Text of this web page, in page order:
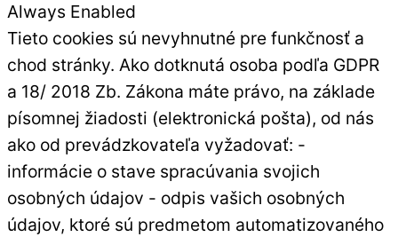
Always Enabled
Tieto cookies sú nevyhnutné pre funkčnosť a
chod stránky. Ako dotknutá osoba podľa GDPR
a 18/ 2018 Zb. Zákona máte právo, na základe
písomnej žiadosti (elektronická pošta), od nás
ako od prevádzkovateľa vyžadovať: -
informácie o stave spracúvania svojich
osobných údajov - odpis vašich osobných
údajov, ktoré sú predmetom automatizovaného